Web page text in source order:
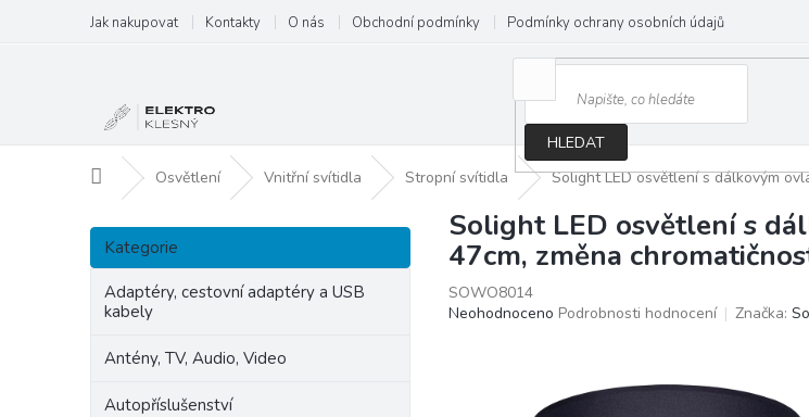
obsah
Jak nakupovat Kontakty O nás Obchodní podmínky Podmínky ochrany osobních údajů
HLEDAT
Domů Osvětlení Vnitřní svítidla Stropní svítidla Solight LED osvětlení s dálkovým
P
s
Přeskočit
kategorie
Kategorie
Adaptéry, cestovní adaptéry a USB
kabely
Antény, TV, Audio, Video
Autopříslušenství
Solight LED osvětlení s
47cm, změna
SOWO8014
Průměrné
Neohodnoceno Podrobnosti hodnocení Značka: